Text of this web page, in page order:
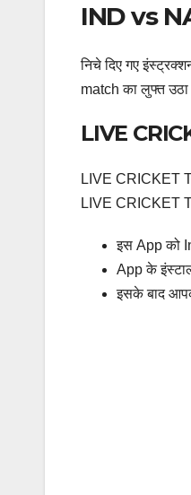
IND vs
निचे दिए गए
match का लुफ्त
LIVE
LIVE CRICKET
LIVE CRICKET
इस App को
App के
इसके बाद